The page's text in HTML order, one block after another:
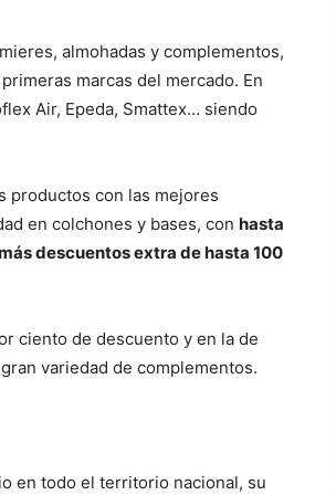
almohadas y complementos,
marcas del mercado. En
Air, Epeda, Smattex… siendo
productos con las mejores
en colchones y bases, con hasta
descuentos extra de hasta 100
ciento de descuento y en la de
variedad de complementos.
en todo el territorio nacional, su